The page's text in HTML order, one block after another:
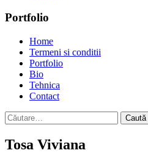
Portfolio
Home
Termeni si conditii
Portfolio
Bio
Tehnica
Contact
Caută
după:
Tosa Viviana